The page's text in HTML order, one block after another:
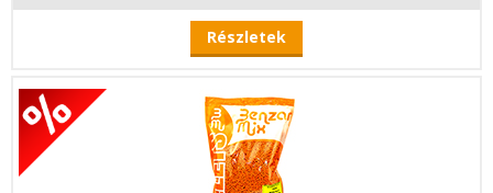
Részletek